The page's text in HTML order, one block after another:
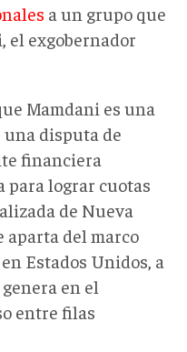
a un grupo que
el exgobernador
Mamdani es una
disputa de
financiera
para lograr cuotas
de Nueva
aparta del marco
Estados Unidos, a
en el
entre filas